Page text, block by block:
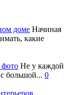
доме Начиная
какие
фото Не у каждой
большой... 0